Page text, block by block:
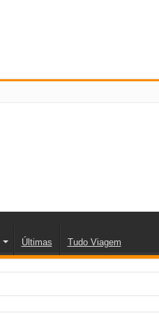
Últimas Tudo Viagem